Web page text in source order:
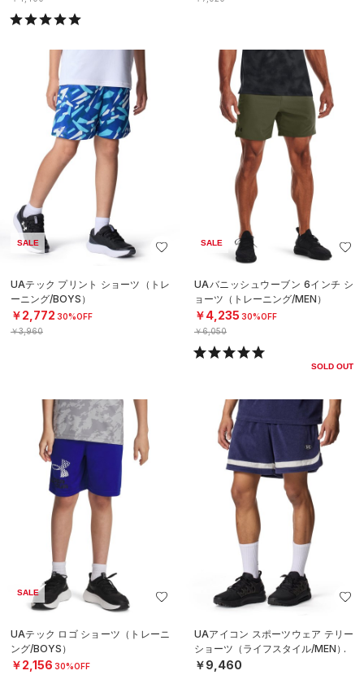
SALE
UAテック プリント ショーツ（トレ
ーニング/BOYS）
￥2,772 30%OFF
￥3,960
SALE
UAバニッシュウーブン 6インチ シ
ョーツ（トレーニング/MEN）
￥4,235 30%OFF
￥6,050
SOLD OUT
SALE
UAテック ロゴ ショーツ（トレーニ
ング/BOYS）
￥2,156 30%OFF
UAアイコン スポーツウェア テリー
ショーツ（ライフスタイル/MEN）
￥9,460